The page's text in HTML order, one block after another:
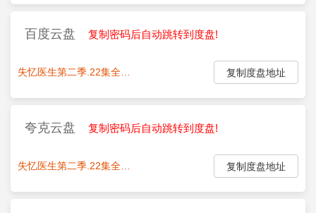
百度云盘 复制密码后自动跳转到度盘!
复制度盘地址
夸克云盘 复制密码后自动跳转到度盘!
复制度盘地址